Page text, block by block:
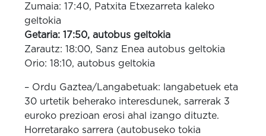
Zumaia: 17:40, Patxita Etxezarreta kaleko
geltokia
Getaria: 17:50, autobus geltokia
Zarautz: 18:00, Sanz Enea autobus geltokia
Orio: 18:10, autobus geltokia
– Ordu Gaztea/Langabetuak: langabetuek eta
30 urtetik beherako interesdunek, sarrerak 3
euroko prezioan erosi ahal izango dituzte.
Horretarako sarrera (autobuseko tokia